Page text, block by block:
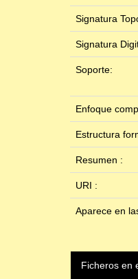
Signatura
Signatura
Soporte:
Enfoque
Estructura
Resumen :
URI :
Aparece en
Ficheros en